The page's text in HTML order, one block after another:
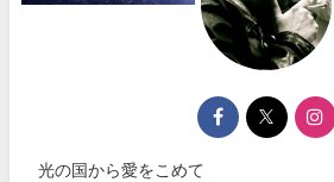
光の国から愛をこめて